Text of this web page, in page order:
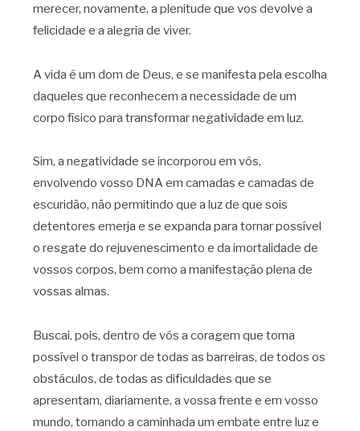
merecer, novamente, a plenitude que vos devolve a
felicidade e a alegria de viver.
A vida é um dom de Deus, e se manifesta pela escolha
daqueles que reconhecem a necessidade de um
corpo físico para transformar negatividade em luz.
Sim, a negatividade se incorporou em vós,
envolvendo vosso DNA em camadas e camadas de
escuridão, não permitindo que a luz de que sois
detentores emerja e se expanda para tornar possível
o resgate do rejuvenescimento e da imortalidade de
vossos corpos, bem como a manifestação plena de
vossas almas.
Buscai, pois, dentro de vós a coragem que torna
possível o transpor de todas as barreiras, de todos os
obstáculos, de todas as dificuldades que se
apresentam, diariamente, a vossa frente e em vosso
mundo, tornando a caminhada um embate entre luz e